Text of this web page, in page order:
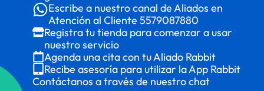
Escribe a nuestro canal de Aliados en
Atención al Cliente 5579087880
Registra tu tienda para comenzar a usar
nuestro servicio
Agenda una cita con tu Aliado Rabbit
Recibe asesoría para utilizar la App Rabbit
Contáctanos a través de nuestro chat